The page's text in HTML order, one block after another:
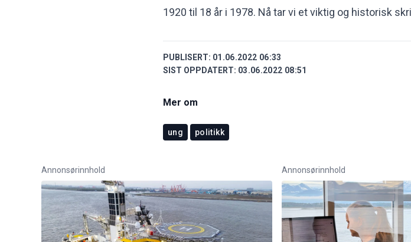
1920 til 18 år i 1978. Nå tar vi et viktig og historisk
PUBLISERT: 01.06.2022 06:33
SIST OPPDATERT: 03.06.2022 08:51
Mer om
ung politikk
Annonsørinnhold Annonsørinnhold